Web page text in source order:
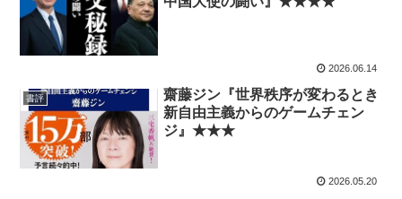
2026.06.14
書評
齋藤ジン『世界秩序が変わるとき
新自由主義からのゲームチェン
ジ』★★★
2026.05.20